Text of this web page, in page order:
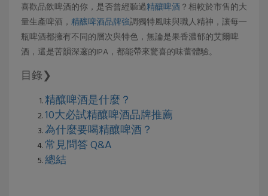
喜歡品飲啤酒的你，是否曾經聽過精釀啤酒 ？相較於市售的大
量生產啤酒， 精釀啤酒品牌強調獨特風味與職人精神，讓每一
瓶啤酒都擁有不同的層次與特色，無論是果香濃郁的艾爾啤
酒，還是苦韻深邃的IPA，都能帶來驚喜的味蕾體驗。
目錄❯
精釀啤酒是什麼？
10大必試精釀啤酒品牌推薦
為什麼要喝精釀啤酒？
常見問答 Q&A
總結